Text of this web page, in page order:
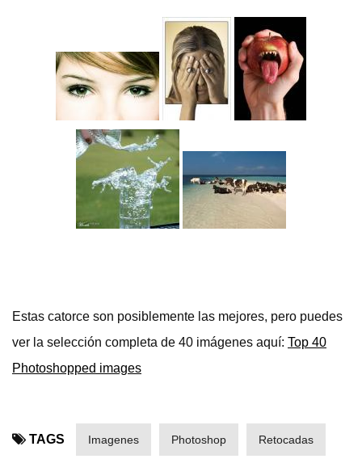
Estas catorce son posiblemente las mejores, pero puedes
ver la selección completa de 40 imágenes aquí: Top 40
Photoshopped images
TAGS Imagenes Photoshop Retocadas